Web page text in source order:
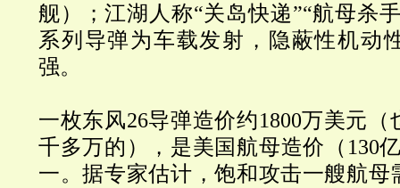
舰）；江湖人称“关岛快递”“航母杀
系列导弹为车载发射，隐蔽性机动
强。
一枚东风26导弹造价约1800万美元（
千多万的），是美国航母造价（130
一。据专家估计，饱和攻击一艘航母